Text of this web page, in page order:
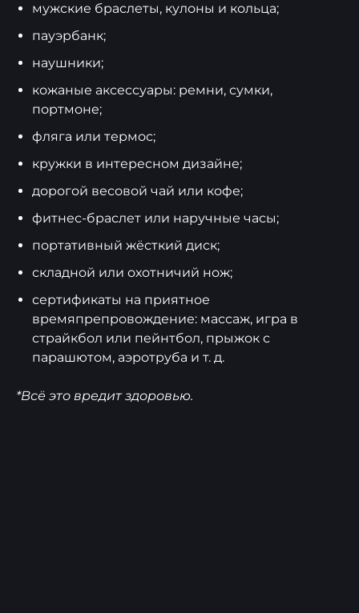
мужские браслеты, кулоны и кольца;
пауэрбанк;
наушники;
кожаные аксессуары: ремни, сумки,
портмоне;
фляга или термос;
кружки в интересном дизайне;
дорогой весовой чай или кофе;
фитнес-браслет или наручные часы;
портативный жёсткий диск;
складной или охотничий нож;
сертификаты на приятное
времяпрепровождение: массаж, игра в
страйкбол или пейнтбол, прыжок с
парашютом, аэротруба и т. д.
*Всё это вредит здоровью.